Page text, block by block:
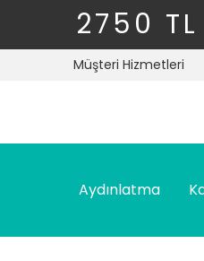
2750 TL
Müşteri Hizmetleri
Aydınlatma